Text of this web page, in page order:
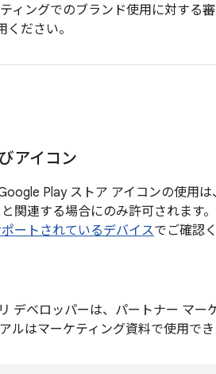
ィングでのブランド使用に対する
ください。
アイコン
Play ストア アイコンの使用は、
関連する場合にのみ許可されます
ートされているデバイスでご確認
デベロッパーは、パートナー マー
ルはマーケティング資料で使用でき